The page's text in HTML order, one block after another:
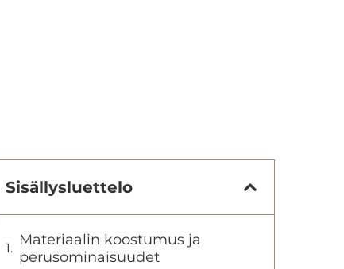
Sisällysluettelo
Materiaalin koostumus ja
perusominaisuudet